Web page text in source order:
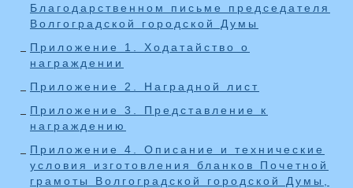
Благодарственном письме председателя
Волгоградской городской Думы
Приложение 1. Ходатайство о
награждении
Приложение 2. Наградной лист
Приложение 3. Представление к
награждению
Приложение 4. Описание и технические
условия изготовления бланков Почетной
грамоты Волгоградской городской Думы,